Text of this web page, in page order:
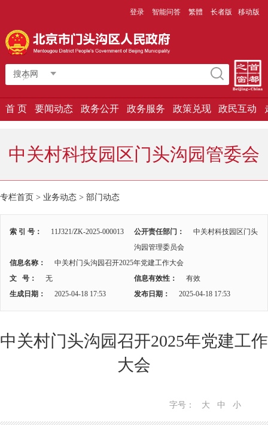
登录 智能问答 繁體 长者版 移动版
搜本网
首 页 要闻动态 政务公开 政务服务 政策兑现 政民互动
中关村科技园区门头沟园管委会
专栏首页 > 业务动态 > 部门动态
索 引 号： 11J321/ZK-2025-000013 公开责任部门：
中关村科技园区门头
沟园管理委员会
信息名称：
中关村门头沟园召开2025年党建工作大会
文 号：
无 信息有效性：
有效
生成日期：
2025-04-18 17:53 发布日期： 2025-04-18 17:53
中关村门头沟园召开2025年党建工作
大会
字号： 大 中 小